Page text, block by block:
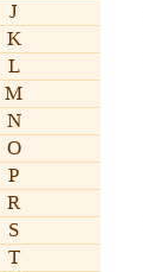
J
K
L
M
N
O
P
R
S
T